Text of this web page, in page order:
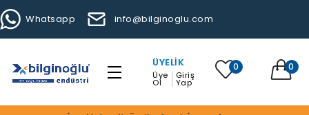
Whatsapp info@bilginoglu.com
ÜYELIK
Üye
Ol
Giriş
Yap
0 0